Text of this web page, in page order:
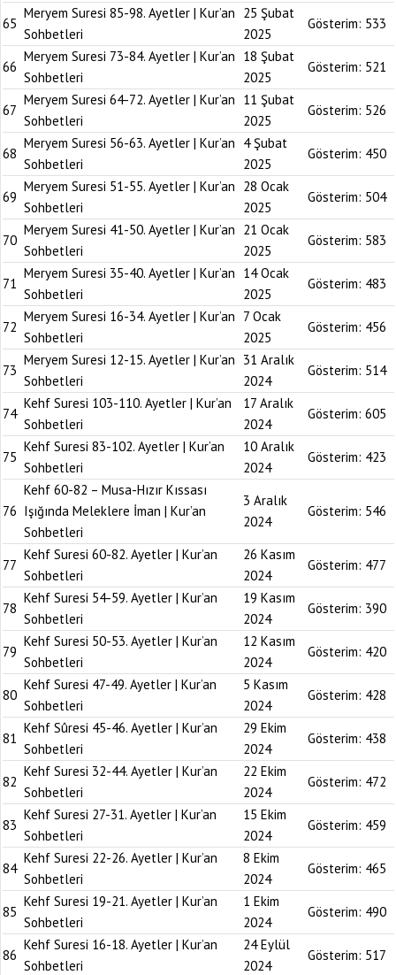
65
Meryem Suresi 85-98. Ayetler | Kur’an
Sohbetleri
25 Şubat
2025
Gösterim: 533
66
Meryem Suresi 73-84. Ayetler | Kur’an
Sohbetleri
18 Şubat
2025
Gösterim: 521
67
Meryem Suresi 64-72. Ayetler | Kur’an
Sohbetleri
11 Şubat
2025
Gösterim: 526
68
Meryem Suresi 56-63. Ayetler | Kur’an
Sohbetleri
4 Şubat
2025
Gösterim: 450
69
Meryem Suresi 51-55. Ayetler | Kur’an
Sohbetleri
28 Ocak
2025
Gösterim: 504
70
Meryem Suresi 41-50. Ayetler | Kur’an
Sohbetleri
21 Ocak
2025
Gösterim: 583
71
Meryem Suresi 35-40. Ayetler | Kur’an
Sohbetleri
14 Ocak
2025
Gösterim: 483
72
Meryem Suresi 16-34. Ayetler | Kur’an
Sohbetleri
7 Ocak
2025
Gösterim: 456
73
Meryem Suresi 12-15. Ayetler | Kur’an
Sohbetleri
31 Aralık
2024
Gösterim: 514
74
Kehf Suresi 103-110. Ayetler | Kur’an
Sohbetleri
17 Aralık
2024
Gösterim: 605
75
Kehf Suresi 83-102. Ayetler | Kur’an
Sohbetleri
10 Aralık
2024
Gösterim: 423
76
Kehf 60-82 – Musa-Hızır Kıssası
Işığında Meleklere İman | Kur’an
Sohbetleri
3 Aralık
2024
Gösterim: 546
77
Kehf Suresi 60-82. Ayetler | Kur’an
Sohbetleri
26 Kasım
2024
Gösterim: 477
78
Kehf Suresi 54-59. Ayetler | Kur’an
Sohbetleri
19 Kasım
2024
Gösterim: 390
79
Kehf Suresi 50-53. Ayetler | Kur’an
Sohbetleri
12 Kasım
2024
Gösterim: 420
80
Kehf Suresi 47-49. Ayetler | Kur’an
Sohbetleri
5 Kasım
2024
Gösterim: 428
81
Kehf Sûresi 45-46. Ayetler | Kur’an
Sohbetleri
29 Ekim
2024
Gösterim: 438
82
Kehf Suresi 32-44. Ayetler | Kur’an
Sohbetleri
22 Ekim
2024
Gösterim: 472
83
Kehf Suresi 27-31. Ayetler | Kur’an
Sohbetleri
15 Ekim
2024
Gösterim: 459
84
Kehf Suresi 22-26. Ayetler | Kur’an
Sohbetleri
8 Ekim
2024
Gösterim: 465
85
Kehf Suresi 19-21. Ayetler | Kur’an
Sohbetleri
1 Ekim
2024
Gösterim: 490
86
Kehf Suresi 16-18. Ayetler | Kur’an
Sohbetleri
24 Eylül
2024
Gösterim: 517